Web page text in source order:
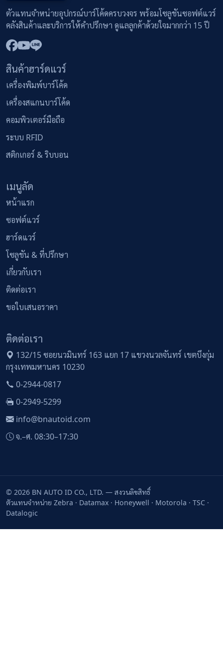
ตัวแทนจำหน่ายอุปกรณ์บาร์โค้ดครบวงจร พร้อมโซลูชันซอฟต์แวร์
คลังสินค้าและบริการให้คำปรึกษา ดูแลลูกค้าด้วยใจมากกว่า 15 ปี
สินค้าฮาร์ดแวร์
เครื่องพิมพ์บาร์โค้ด
เครื่องสแกนบาร์โค้ด
คอมพิวเตอร์มือถือ
ระบบ RFID
สติกเกอร์ & ริบบอน
เมนูลัด
หน้าแรก
ซอฟต์แวร์
ฮาร์ดแวร์
โซลูชัน & ที่ปรึกษา
เกี่ยวกับเรา
ติดต่อเรา
ขอใบเสนอราคา
ติดต่อเรา
132/15 ซอยนวมินทร์ 163 แยก 17 แขวงนวลจันทร์ เขตบึงกุ่ม
กรุงเทพมหานคร 10230
0-2944-0817
0-2949-5299
info@bnautoid.com
จ.–ศ. 08:30–17:30
© 2026 BN AUTO ID CO., LTD. — สงวนลิขสิทธิ์
ตัวแทนจำหน่าย Zebra · Datamax · Honeywell · Motorola · TSC ·
Datalogic